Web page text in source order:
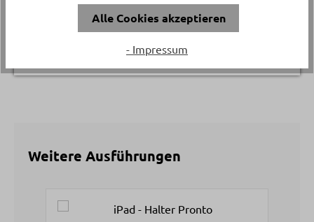
Weitere Ausführungen
Alle Cookies akzeptieren
- Impressum